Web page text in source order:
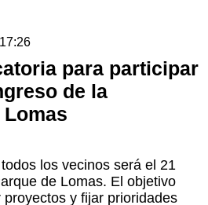
para participar
de la
los vecinos será el 21
de Lomas. El objetivo
y fijar prioridades